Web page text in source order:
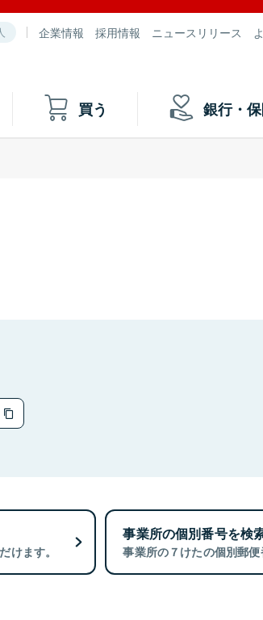
企業情報 採用情報 ニュースリリース
買う 銀行・
けます。
事業所の個別番号を検
事業所の７けたの個別郵便